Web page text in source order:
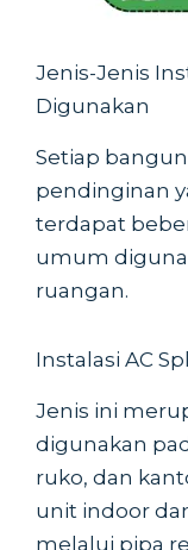
Jenis-Jenis
Digunakan
Setiap
pendinginan
terdapat
umum
ruangan.
Instalasi AC
Jenis ini
digunakan
ruko, dan
unit indoor
melalui pipa